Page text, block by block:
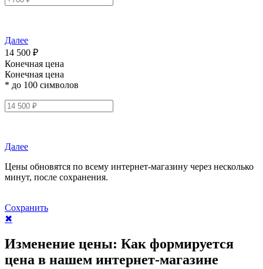
Далее
14 500 ₽
Конечная цена
Конечная цена
* до 100 символов
Далее
Цены обновятся по всему интернет-магазину через несколько
минут, после сохранения.
Сохранить
✖
Изменение цены: Как формируется
цена в нашем интернет-магазине